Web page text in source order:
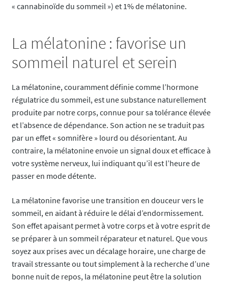
« cannabinoïde du sommeil ») et 1% de mélatonine.
La mélatonine : favorise un
sommeil naturel et serein
La mélatonine, couramment définie comme l’hormone
régulatrice du sommeil, est une substance naturellement
produite par notre corps, connue pour sa tolérance élevée
et l’absence de dépendance. Son action ne se traduit pas
par un effet « somnifère » lourd ou désorientant. Au
contraire, la mélatonine envoie un signal doux et efficace à
votre système nerveux, lui indiquant qu’il est l’heure de
passer en mode détente.
La mélatonine favorise une transition en douceur vers le
sommeil, en aidant à réduire le délai d’endormissement.
Son effet apaisant permet à votre corps et à votre esprit de
se préparer à un sommeil réparateur et naturel. Que vous
soyez aux prises avec un décalage horaire, une charge de
travail stressante ou tout simplement à la recherche d’une
bonne nuit de repos, la mélatonine peut être la solution